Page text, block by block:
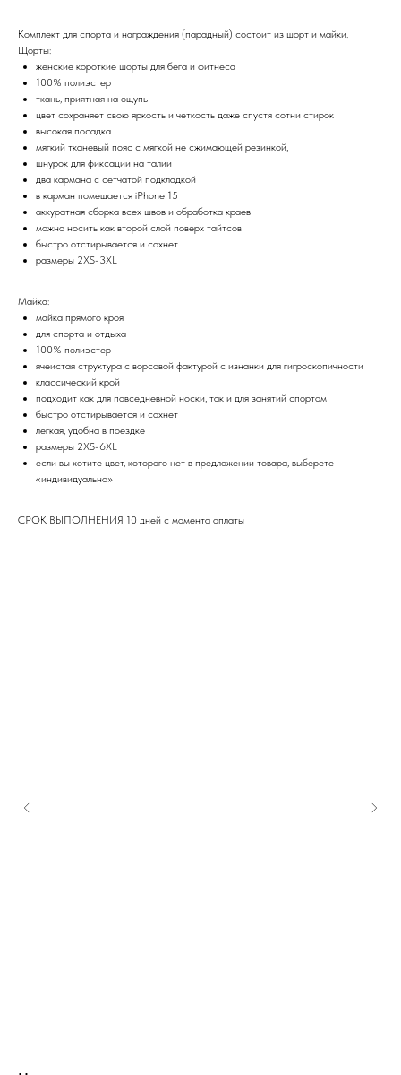
Комплект для спорта и награждения (парадный) состоит из шорт и майки.
Щорты:
женские короткие шорты для бега и фитнеса
100% полиэстер
ткань, приятная на ощупь
цвет сохраняет свою яркость и четкость даже спустя сотни стирок
высокая посадка
мягкий тканевый пояс с мягкой не сжимающей резинкой,
шнурок для фиксации на талии
два кармана с сетчатой подкладкой
в карман помещается iPhone 15
аккуратная сборка всех швов и обработка краев
можно носить как второй слой поверх тайтсов
быстро отстирывается и сохнет
размеры 2XS-3XL
Майка:
майка прямого кроя
для спорта и отдыха
100% полиэстер
ячеистая структура с ворсовой фактурой с изнанки для гигроскопичности
классический крой
подходит как для повседневной носки, так и для занятий спортом
быстро отстирывается и сохнет
легкая, удобна в поездке
размеры 2XS-6XL
если вы хотите цвет, которого нет в предложении товара, выберете
«индивидуально»
СРОК ВЫПОЛНЕНИЯ 10 дней с момента оплаты